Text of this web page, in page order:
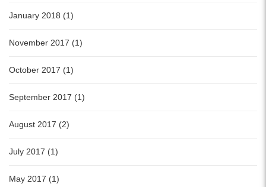
January 2018 (1)
November 2017 (1)
October 2017 (1)
September 2017 (1)
August 2017 (2)
July 2017 (1)
May 2017 (1)